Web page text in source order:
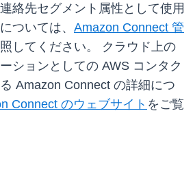
絡先セグメント属性として使用
ついては、 Amazon Connect 管
してください。 クラウド上の
ションとしての AWS コンタク
Amazon Connect の詳細につ
Connect のウェブサイト をご覧